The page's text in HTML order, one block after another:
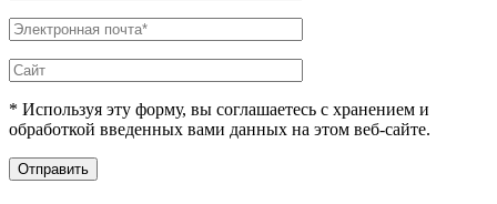
* Используя эту форму, вы соглашаетесь с хранением и
обработкой введенных вами данных на этом веб-сайте.